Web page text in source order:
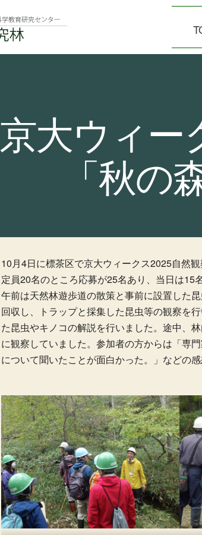
京大ウィー
「秋の
10月4日に標茶区で京大ウィークス2025自然
定員20名のところ応募が25名あり、当日は15
午前は天然林遊歩道の散策と事前に設置した
回収し、トラップと採集した昆虫等の観察を
た昆虫やキノコの解説を行いました。途中、
に観察していました。参加者の方からは「専
について聞いたことが面白かった。」などの感